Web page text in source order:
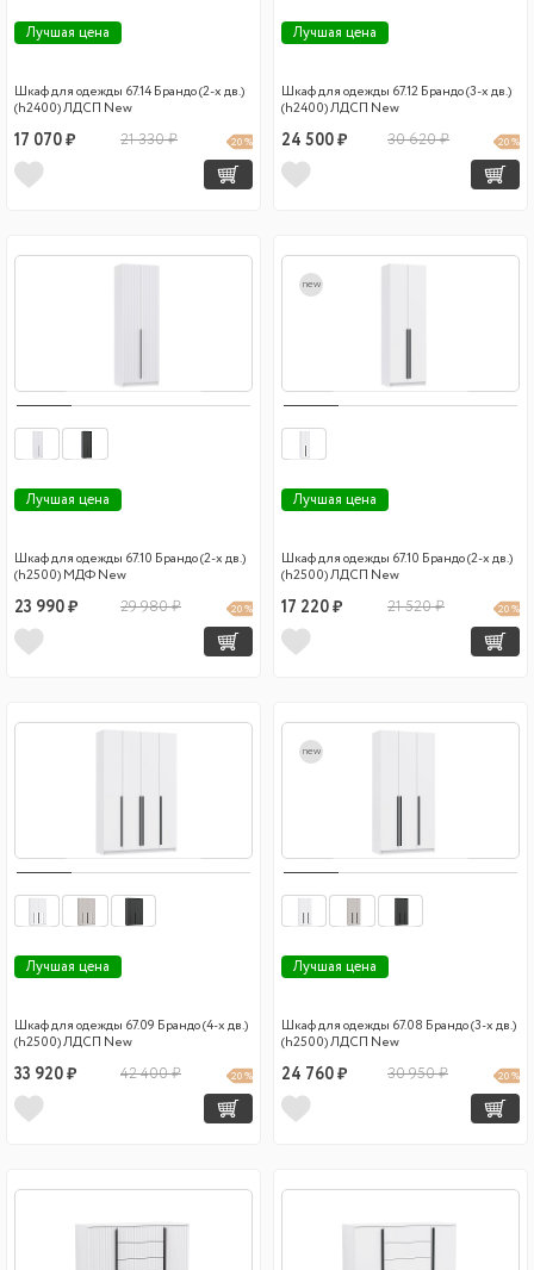
Лучшая цена
Шкаф для одежды 67.14 Брандо (2-х дв.)
(h2400) ЛДСП New
17 070 ₽ 21 330 ₽ 20 %
Лучшая цена
Шкаф для одежды 67.12 Брандо (3-х дв.)
(h2400) ЛДСП New
24 500 ₽ 30 620 ₽ 20 %
Лучшая цена
Шкаф для одежды 67.10 Брандо (2-х дв.)
(h2500) МДФ New
23 990 ₽ 29 980 ₽ 20 %
new
Лучшая цена
Шкаф для одежды 67.10 Брандо (2-х дв.)
(h2500) ЛДСП New
17 220 ₽ 21 520 ₽ 20 %
Лучшая цена
Шкаф для одежды 67.09 Брандо (4-х дв.)
(h2500) ЛДСП New
33 920 ₽ 42 400 ₽ 20 %
new
Лучшая цена
Шкаф для одежды 67.08 Брандо (3-х дв.)
(h2500) ЛДСП New
24 760 ₽ 30 950 ₽ 20 %